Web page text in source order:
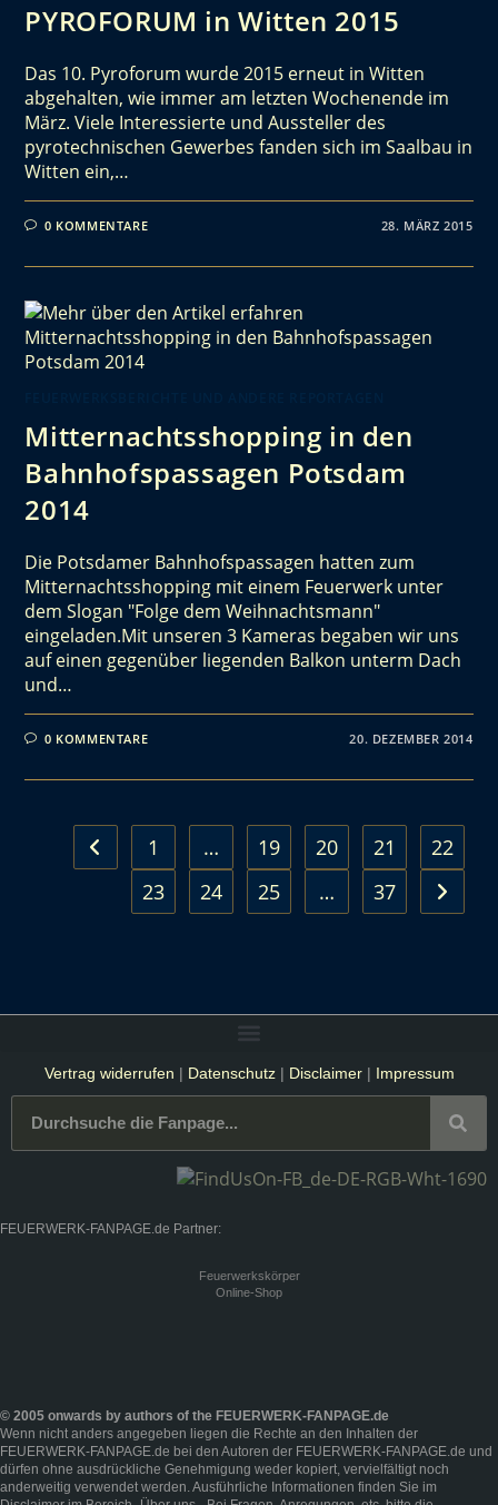
PYROFORUM in Witten 2015
Das 10. Pyroforum wurde 2015 erneut in Witten
abgehalten, wie immer am letzten Wochenende im
März. Viele Interessierte und Aussteller des
pyrotechnischen Gewerbes fanden sich im Saalbau in
Witten ein,…
0 KOMMENTARE 28. MÄRZ 2015
Mitternachtsshopping in den
Bahnhofspassagen Potsdam
2014
Die Potsdamer Bahnhofspassagen hatten zum
Mitternachtsshopping mit einem Feuerwerk unter
dem Slogan "Folge dem Weihnachtsmann"
eingeladen.Mit unseren 3 Kameras begaben wir uns
auf einen gegenüber liegenden Balkon unterm Dach
und…
0 KOMMENTARE 20. DEZEMBER 2014
1 … 19 20 21
22
23
24 25 … 37
Vertrag widerrufen | Datenschutz| Disclaimer| Impressum
FEUERWERK-FANPAGE.de Partner:
Feuerwerkskörper
Online-Shop
© 2005 onwards by authors of the FEUERWERK-FANPAGE.de
Wenn nicht anders angegeben liegen die Rechte an den Inhalten der
FEUERWERK-FANPAGE.de bei den Autoren der FEUERWERK-FANPAGE.de und
dürfen ohne ausdrückliche Genehmigung weder kopiert, vervielfältigt noch
anderweitig verwendet werden. Ausführliche Informationen finden Sie im